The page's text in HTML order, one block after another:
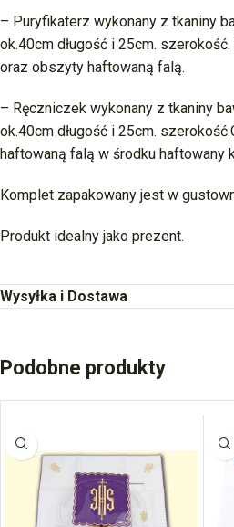
– Puryfikaterz wykonany z tkaniny
ok.40cm długość i 25cm.
oraz obszyty haftowaną falą.
– Ręczniczek wykonany z tkaniny
ok.40cm długość i 25cm.
haftowaną falą w środku haftowany
Komplet zapakowany jest w
Produkt idealny jako prezent.
Wysyłka i Dostawa
Podobne produkty